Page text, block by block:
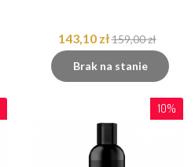
143,10 zł159,00 zł
Brak na stanie
10%